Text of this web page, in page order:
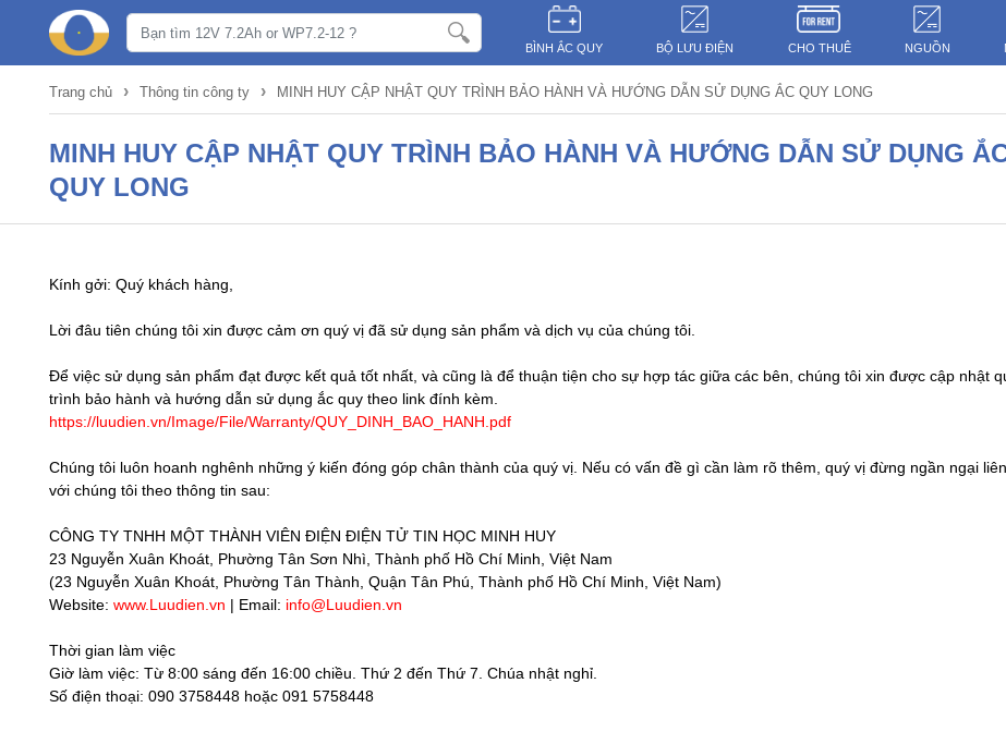
BÌNH ẮC QUY BỘ LƯU ĐIỆN CHO THUÊ NGUỒN
Trang chủ › Thông tin công ty › MINH HUY CẬP NHẬT QUY TRÌNH BẢO HÀNH VÀ HƯỚNG DẪN SỬ DỤNG ẮC QUY LONG
MINH HUY CẬP NHẬT QUY TRÌNH BẢO HÀNH VÀ HƯỚNG DẪN SỬ DỤNG
QUY LONG
Kính gởi: Quý khách hàng,
Lời đâu tiên chúng tôi xin được cảm ơn quý vị đã sử dụng sản phẩm và dịch vụ của chúng tôi.
Để việc sử dụng sản phẩm đạt được kết quả tốt nhất, và cũng là để thuận tiện cho sự hợp tác giữa các bên, chúng tôi xin được cập nhật
trình bảo hành và hướng dẫn sử dụng ắc quy theo link đính kèm.
https://luudien.vn/Image/File/Warranty/QUY_DINH_BAO_HANH.pdf
Chúng tôi luôn hoanh nghênh những ý kiến đóng góp chân thành của quý vị. Nếu có vấn đề gì cần làm rõ thêm, quý vị đừng ngần ngại
với chúng tôi theo thông tin sau:
CÔNG TY TNHH MỘT THÀNH VIÊN ĐIỆN ĐIỆN TỬ TIN HỌC MINH HUY
23 Nguyễn Xuân Khoát, Phường Tân Sơn Nhì, Thành phố Hồ Chí Minh, Việt Nam
(23 Nguyễn Xuân Khoát, Phường Tân Thành, Quận Tân Phú, Thành phố Hồ Chí Minh, Việt Nam)
Website: www.Luudien.vn | Email: info@Luudien.vn
Thời gian làm việc
Giờ làm việc: Từ 8:00 sáng đến 16:00 chiều. Thứ 2 đến Thứ 7. Chúa nhật nghỉ.
Số điện thoại: 090 3758448 hoặc 091 5758448